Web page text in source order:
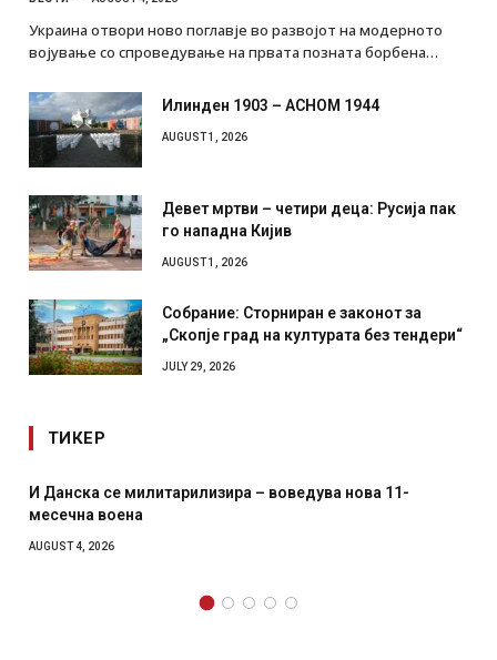
AUGUST 4, 2026
Украина отвори ново поглавје во развојот на модерното
војување со спроведување на првата позната борбена…
Илинден 1903 – АСНОМ 1944
AUGUST 1, 2026
Девет мртви – четири деца: Русија пак
го нападна Кијив
AUGUST 1, 2026
Собрание: Сторниран е законот за
„Скопје град на културата без тендери“
JULY 29, 2026
ТИКЕР
се милитарилизира – воведува нова 11-
воена